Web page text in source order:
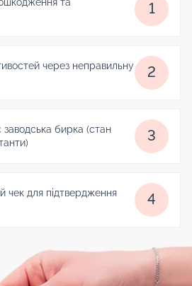
1
через неправильну
2
заводська бирка (стан
3
чек для підтвердження
4